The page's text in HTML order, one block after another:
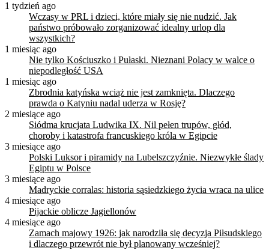
1 tydzień ago
Wczasy w PRL i dzieci, które miały się nie nudzić. Jak
państwo próbowało zorganizować idealny urlop dla
wszystkich?
1 miesiąc ago
Nie tylko Kościuszko i Pułaski. Nieznani Polacy w walce o
niepodległość USA
1 miesiąc ago
Zbrodnia katyńska wciąż nie jest zamknięta. Dlaczego
prawda o Katyniu nadal uderza w Rosję?
2 miesiące ago
Siódma krucjata Ludwika IX. Nil pełen trupów, głód,
choroby i katastrofa francuskiego króla w Egipcie
3 miesiące ago
Polski Luksor i piramidy na Lubelszczyźnie. Niezwykłe ślady
Egiptu w Polsce
3 miesiące ago
Madryckie corralas: historia sąsiedzkiego życia wraca na ulice
4 miesiące ago
Pijackie oblicze Jagiellonów
4 miesiące ago
Zamach majowy 1926: jak narodziła się decyzja Piłsudskiego
i dlaczego przewrót nie był planowany wcześniej?